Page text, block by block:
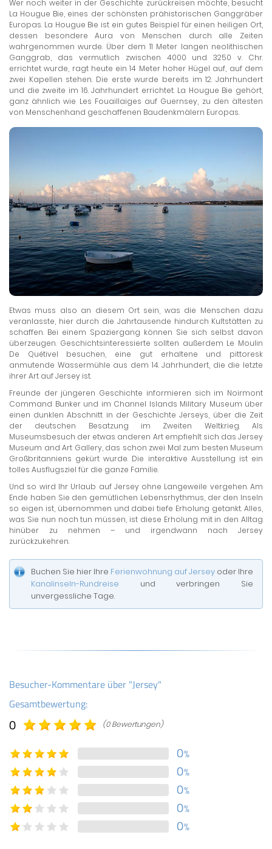
Wer noch weiter in der Geschichte zurückreisen möchte, besucht
La Hougue Bie, eines der schönsten prähistorischen Ganggräber
Europas. La Hougue Bie ist ein gutes Beispiel für einen heiligen Ort,
dessen besondere Aura von Menschen durch alle Zeiten
wahrgenommen wurde. Über dem 11 Meter langen neolithischen
Ganggrab, das vermutlich zwischen 4000 und 3250 v. Chr.
errichtet wurde, ragt heute ein 14 Meter hoher Hügel auf, auf dem
zwei Kapellen stehen. Die erste wurde bereits im 12. Jahrhundert
und die zweite im 16. Jahrhundert errichtet. La Hougue Bie gehört,
ganz ähnlich wie Les Fouaillaiges auf Guernsey, zu den ältesten
von Menschenhand geschaffenen Baudenkmälern Europas.
Etwas muss also an diesem Ort sein, was die Menschen dazu
veranlasste, hier durch die Jahrtausende hindurch Kultstätten zu
schaffen. Bei einem Spaziergang können Sie sich selbst davon
überzeugen. Geschichtsinteressierte sollten außerdem Le Moulin
De Quétivel besuchen, eine gut erhaltene und pittoresk
anmutende Wassermühle aus dem 14. Jahrhundert, die die letzte
ihrer Art auf Jersey ist.
Freunde der jüngeren Geschichte informieren sich im Noirmont
Command Bunker und im Channel Islands Military Museum über
einen dunklen Abschnitt in der Geschichte Jerseys, über die Zeit
der deutschen Besatzung im Zweiten Weltkrieg. Als
Museumsbesuch der etwas anderen Art empfiehlt sich das Jersey
Museum and Art Gallery, das schon zwei Mal zum besten Museum
Großbritanniens gekürt wurde. Die interaktive Ausstellung ist ein
tolles Ausflugsziel für die ganze Familie.
Und so wird Ihr Urlaub auf Jersey ohne Langeweile vergehen. Am
Ende haben Sie den gemütlichen Lebensrhythmus, der den Inseln
so eigen ist, übernommen und dabei tiefe Erholung getankt. Alles,
was Sie nun noch tun müssen, ist diese Erholung mit in den Alltag
hinüber zu nehmen – und irgendwann nach Jersey
zurückzukehren.
Buchen Sie hier Ihre Ferienwohnung auf Jersey oder Ihre
Kanalinseln-Rundreise und verbringen Sie
unvergessliche Tage.
Besucher-Kommentare über "Jersey"
Gesamtbewertung:
0 (0 Bewertungen)
0%
0%
0%
0%
0%